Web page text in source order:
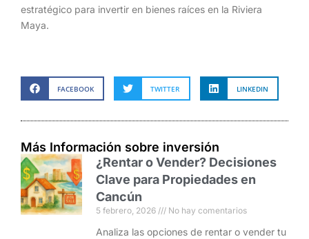
estratégico para invertir en bienes raíces en la Riviera
Maya.
FACEBOOK TWITTER LINKEDIN
Más Información sobre inversión
¿Rentar o Vender? Decisiones
Clave para Propiedades en
Cancún
5 febrero, 2026 No hay comentarios
Analiza las opciones de rentar o vender tu